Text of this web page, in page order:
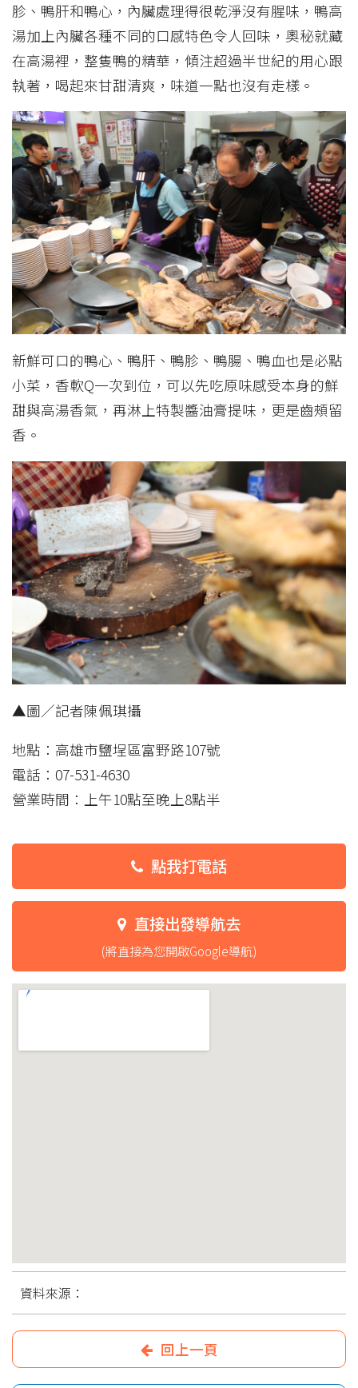
胗、鴨肝和鴨心，內臟處理得很乾淨沒有腥味，鴨高
湯加上內臟各種不同的口感特色令人回味，奧秘就藏
在高湯裡，整隻鴨的精華，傾注超過半世紀的用心跟
執著，喝起來甘甜清爽，味道一點也沒有走樣。
新鮮可口的鴨心、鴨肝、鴨胗、鴨腸、鴨血也是必點
小菜，香軟Q一次到位，可以先吃原味感受本身的鮮
甜與高湯香氣，再淋上特製醬油膏提味，更是齒頰留
香。
▲圖／記者陳佩琪攝
地點：高雄市鹽埕區富野路107號
電話：07-531-4630
營業時間：上午10點至晚上8點半
點我打電話
直接出發導航去
(將直接為您開啟Google導航)
資料來源：
回上一頁